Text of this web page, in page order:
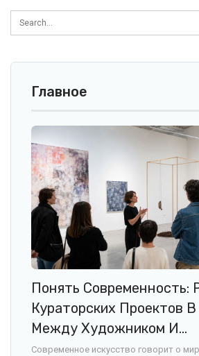
Главное
Понять Современность:
Кураторских Проектов
Между Художником И…
Современное искусство говорит о